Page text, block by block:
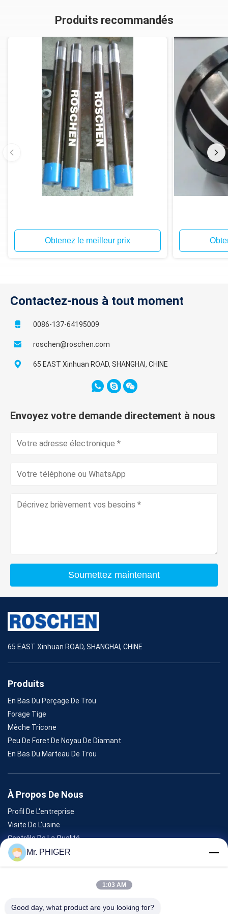
Produits recommandés
Obtenez le meilleur prix
Contactez-nous à tout moment
0086-137-64195009
roschen@roschen.com
65 EAST Xinhuan ROAD, SHANGHAI, CHINE
Envoyez votre demande directement à nous
Soumettez maintenant
65 EAST Xinhuan ROAD, SHANGHAI, CHINE
Produits
En Bas Du Perçage De Trou
Forage Tige
Mèche Tricone
Peu De Foret De Noyau De Diamant
En Bas Du Marteau De Trou
À Propos De Nous
Profil De L'entreprise
Visite De L'usine
Contrôle De La Qualité
Plan Du Site
Événements
Mr. PHIGER
1:03 AM
Good day, what product are you looking for?